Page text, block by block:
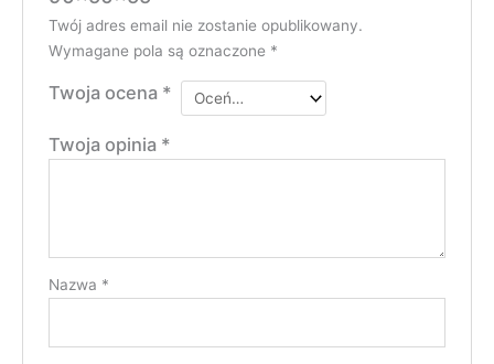
Twój adres email nie zostanie opublikowany.
Wymagane pola są oznaczone *
Twoja ocena *
Twoja opinia *
Nazwa *